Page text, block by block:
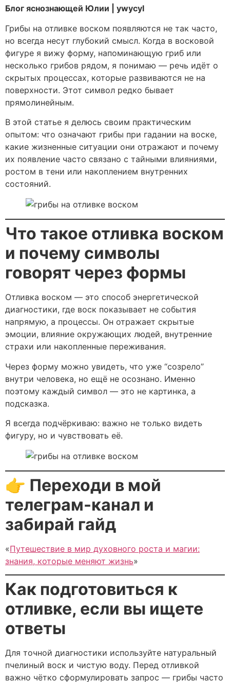
Блог яснознающей Юлии | ywycyl
Грибы на отливке воском появляются не так часто,
но всегда несут глубокий смысл. Когда в восковой
фигуре я вижу форму, напоминающую гриб или
несколько грибов рядом, я понимаю — речь идёт о
скрытых процессах, которые развиваются не на
поверхности. Этот символ редко бывает
прямолинейным.
В этой статье я делюсь своим практическим
опытом: что означают грибы при гадании на воске,
какие жизненные ситуации они отражают и почему
их появление часто связано с тайными влияниями,
ростом в тени или накоплением внутренних
состояний.
Что такое отливка воском
и почему символы
говорят через формы
Отливка воском — это способ энергетической
диагностики, где воск показывает не события
напрямую, а процессы. Он отражает скрытые
эмоции, влияние окружающих людей, внутренние
страхи или накопленные переживания.
Через форму можно увидеть, что уже “созрело”
внутри человека, но ещё не осознано. Именно
поэтому каждый символ — это не картинка, а
подсказка.
Я всегда подчёркиваю: важно не только видеть
фигуру, но и чувствовать её.
👉 Переходи в мой
телеграм-канал и
забирай гайд
«Путешествие в мир духовного роста и магии:
знания, которые меняют жизнь»
Как подготовиться к
отливке, если вы ищете
ответы
Для точной диагностики используйте натуральный
пчелиный воск и чистую воду. Перед отливкой
важно чётко сформулировать запрос — грибы часто